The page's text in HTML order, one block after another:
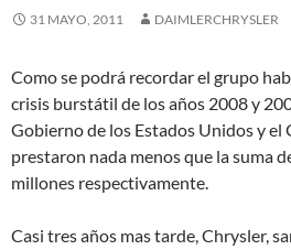
31 MAYO, 2011 DAIMLERCHRYSLER
Como se podrá recordar el grupo
crisis burstátil de los años 2008 y
Gobierno de los Estados Unidos y el
prestaron nada menos que la suma
millones respectivamente.
Casi tres años mas tarde, Chrysler,